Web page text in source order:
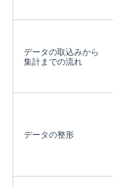
データの取込みから
集計までの流れ
データの整形